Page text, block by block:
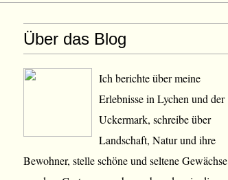
Über das Blog
Ich berichte über meine
Erlebnisse in Lychen und der
Uckermark, schreibe über
Landschaft, Natur und ihre
Bewohner, stelle schöne und seltene Gewächse